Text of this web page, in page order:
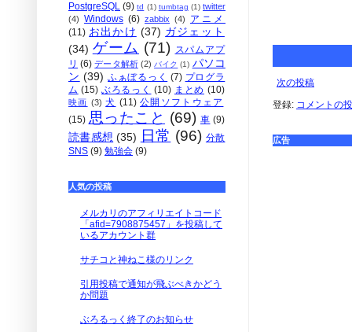
次の投稿
登録: コメントの
広告
PostgreSQL (9) td (1) tumbtag (1) twitter
(4) Windows (6) zabbix (4)
アニメ
(11) お出かけ (37) ガジェット
(34) ゲーム (71) スパムアプ
リ (6) データ解析 (2) バイク (1) パソコ
ン (39) ふぁぼるっく (7) プログラ
ム (15) ぶろるっく (10) まとめ (10)
映画 (3) 犬 (11) 公開ソフトウェア
(15) 思ったこと (69) 車 (9)
読書感想 (35) 日常 (96) 分散
SNS (9) 勉強会 (9)
人気の投稿
メルカリのアフィリエイトコード
「afid=7908875457」を投稿して
いるアカウント群
サチコと神ねこ様のリンク
引用投稿で通知が飛ぶべきかどう
か問題
ぶろるっく終了のお知らせ